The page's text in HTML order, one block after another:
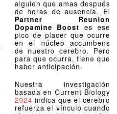
alguien que amas después
de horas de ausencia. El
Partner Reunion
Dopamine Boost es ese
pico de placer que ocurre
en el núcleo accumbens
de nuestro cerebro. Pero
para que ocurra, tiene que
haber anticipación.
Nuestra investigación
basada en Current Biology
2024 indica que el cerebro
refuerza el vínculo cuando